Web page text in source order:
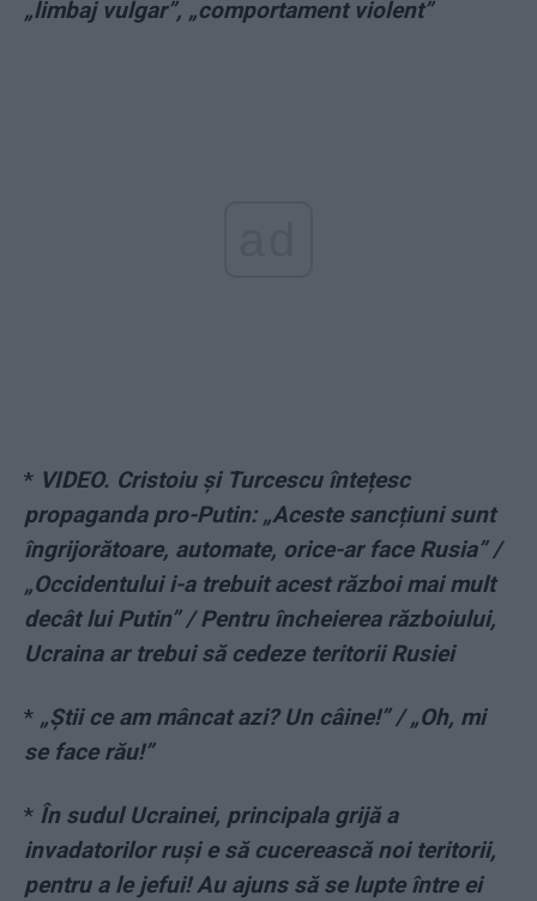
„limbaj vulgar”, „comportament violent”
* VIDEO. Cristoiu și Turcescu întețesc
propaganda pro-Putin: „Aceste sancțiuni sunt
îngrijorătoare, automate, orice-ar face Rusia” /
„Occidentului i-a trebuit acest război mai mult
decât lui Putin” / Pentru încheierea războiului,
Ucraina ar trebui să cedeze teritorii Rusiei
* „Știi ce am mâncat azi? Un câine!” / „Oh, mi
se face rău!”
* În sudul Ucrainei, principala grijă a
invadatorilor ruși e să cucerească noi teritorii,
pentru a le jefui! Au ajuns să se lupte între ei